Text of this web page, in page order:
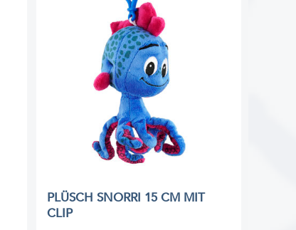
PLÜSCH SNORRI 15 CM MIT
CLIP